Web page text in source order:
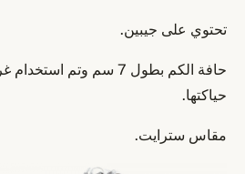
تحتوي على جيبين.
حياكتها.
مقاس سترايت.